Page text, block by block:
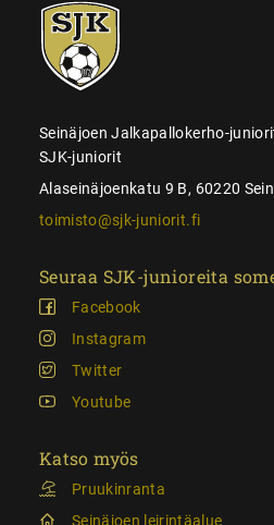
SJK-
juniorit
Seinäjoen Jalkapallokerho-
SJK-juniorit
Alaseinäjoenkatu 9 B, 60220
toimisto@sjk-juniorit.fi
Seuraa SJK-junioreita
Facebook
Instagram
Twitter
Youtube
Katso myös
Pruukinranta
Seinäjoen leirintäalue